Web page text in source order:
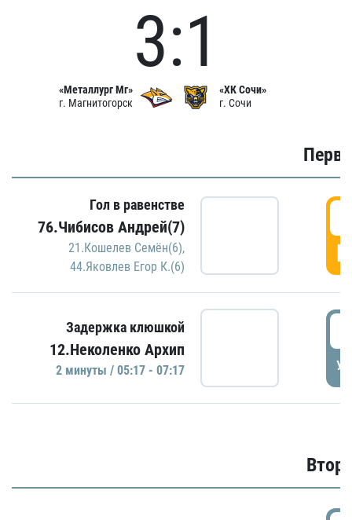
«Металлург Мг»
г. Магнитогорск
3:1
«ХК Сочи»
г. Сочи
Гол в равенстве
76.Чибисов Андрей(7)
21.Кошелев Семён(6),
44.Яковлев Егор К.(6)
Задержка клюшкой
12.Неколенко Архип
2 минуты / 05:17 - 07:17